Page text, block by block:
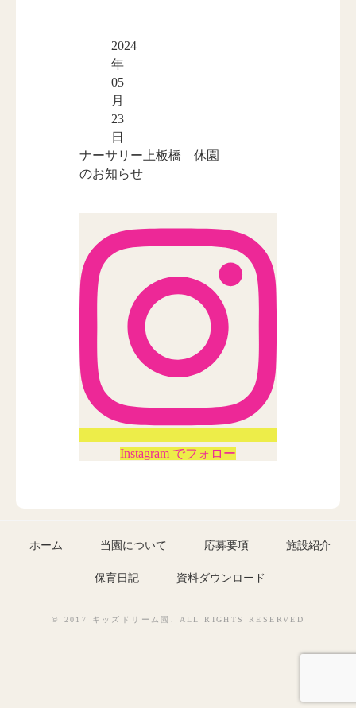
2024
年
05
月
23
日
ナーサリー上板橋 休園
のお知らせ
Instagram でフォロー
ホーム 当園について 応募要項 施設紹介
保育日記 資料ダウンロード
© 2017 キッズドリーム園. ALL RIGHTS RESERVED